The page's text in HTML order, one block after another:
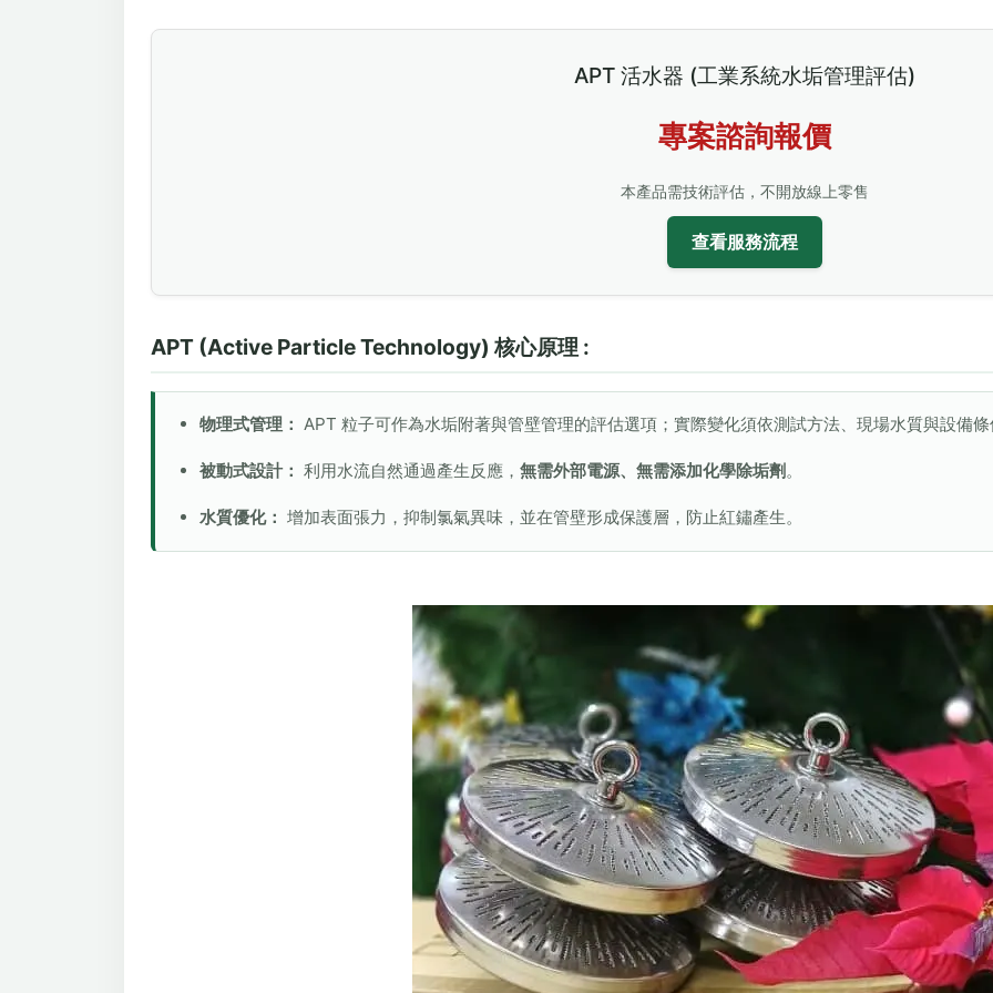
APT 活水器 (工業系統水垢管理評估)
專案諮詢報價
本產品需技術評估，不開放線上零售
查看服務流程
APT (Active Particle Technology) 核心原理 :
物理式管理： APT 粒子可作為水垢附著與管壁管理的評估選項；實際變化須依測試方法、現場水質與設備
被動式設計： 利用水流自然通過產生反應， 無需外部電源、無需添加化學除垢劑。
水質優化： 增加表面張力，抑制氯氣異味，並在管壁形成保護層，防止紅鏽產生。